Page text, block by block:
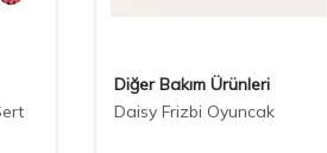
Diğer Bakım Ürünleri
Daisy Frizbi Oyuncak